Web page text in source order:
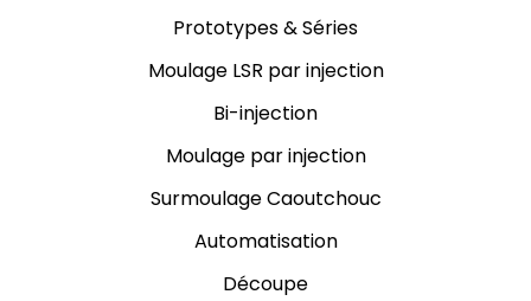
Prototypes & Séries
Moulage LSR par injection
Bi-injection
Moulage par injection
Surmoulage Caoutchouc
Automatisation
Découpe